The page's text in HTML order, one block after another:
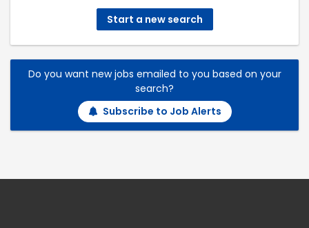
Start a new search
Do you want new jobs emailed to you based on your
search?
Subscribe to Job Alerts